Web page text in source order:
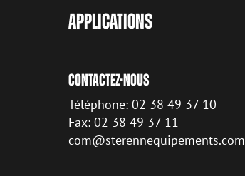
APPLICATIONS
CONTACTEZ-NOUS
Téléphone: 02 38 49 37 10
Fax: 02 38 49 37 11
com@sterennequipements.com